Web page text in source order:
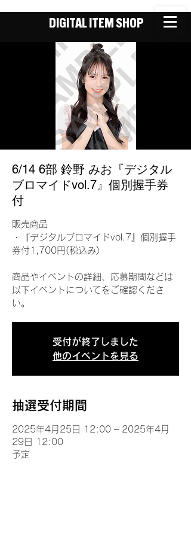
DIGITAL ITEM SHOP
6/14 6部 鈴野 みお『デジタル
ブロマイドvol.7』個別握手券
付
販売商品
・『デジタルブロマイドvol.7』個別握手
券付1,700円(税込み)
商品やイベントの詳細、応募期間などは
以下イベントについてをご確認くださ
い。
受付が終了しました
他のイベントを見る
抽選受付期間
2025年4月25日 12:00 – 2025年4月
29日 12:00
予定